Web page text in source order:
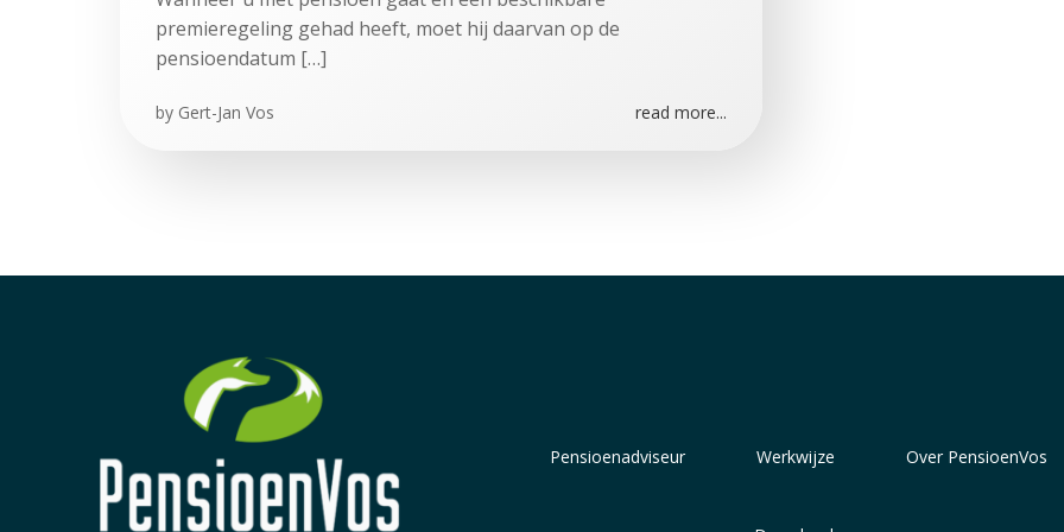
premieregeling gehad heeft, moet hij daarvan op de
pensioendatum […]
by Gert-Jan Vos read more...
Pensioenadviseur Werkwijze Over PensioenVos